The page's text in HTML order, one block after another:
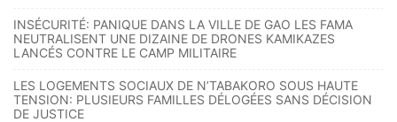
INSÉCURITÉ: PANIQUE DANS LA VILLE DE GAO LES FAMA
NEUTRALISENT UNE DIZAINE DE DRONES KAMIKAZES
LANCÉS CONTRE LE CAMP MILITAIRE
LES LOGEMENTS SOCIAUX DE N’TABAKORO SOUS HAUTE
TENSION: PLUSIEURS FAMILLES DÉLOGÉES SANS DÉCISION
DE JUSTICE